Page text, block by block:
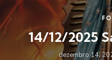
14/12/2025
dezembro 14,